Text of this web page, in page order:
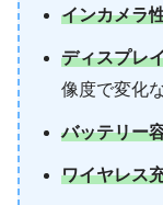
インカメラ
ディスプレ
像度で変化
バッテリー
ワイヤレス